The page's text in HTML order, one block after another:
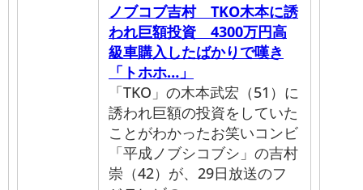
ノブコブ吉村 TKO木本に誘
われ巨額投資 4300万円高
級車購入したばかりで嘆き
「トホホ…」
「TKO」の木本武宏（51）に
誘われ巨額の投資をしていた
ことがわかったお笑いコンビ
「平成ノブシコブシ」の吉村
崇（42）が、29日放送のフ